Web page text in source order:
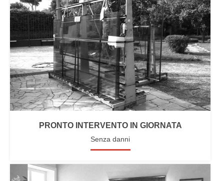
PRONTO INTERVENTO IN GIORNATA
Senza danni